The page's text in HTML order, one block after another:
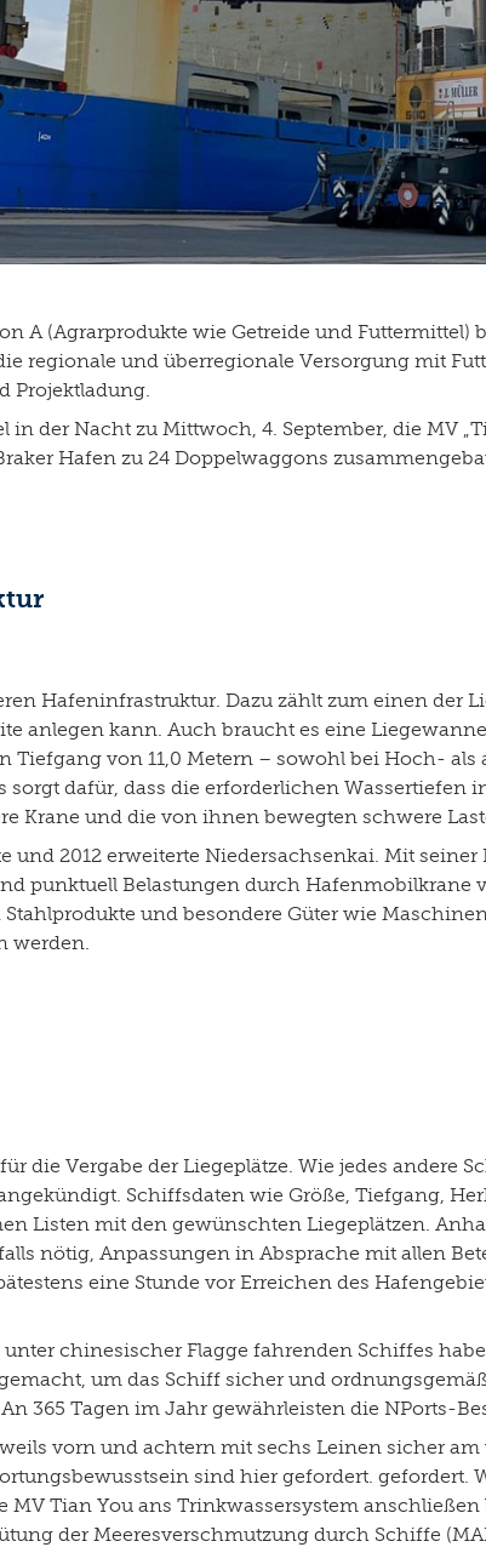
A (Agrarprodukte wie Getreide und Futtermittel)
regionale und überregionale Versorgung mit
Projektladung.
der Nacht zu Mittwoch, 4. September, die MV
Hafen zu 24 Doppelwaggons
Hafeninfrastruktur. Dazu zählt zum einen der
anlegen kann. Auch braucht es eine
Tiefgang von 11,0 Metern – sowohl bei Hoch-
dafür, dass die erforderlichen Wassertiefen
Krane und die von ihnen bewegten schwere
und 2012 erweiterte Niedersachsenkai. Mit
punktuell Belastungen durch
und besondere Güter wie
werden.
die Vergabe der Liegeplätze. Wie jedes andere
Schiffsdaten wie Größe, Tiefgang,
Listen mit den gewünschten Liegeplätzen.
nötig, Anpassungen in Absprache mit allen
eine Stunde vor Erreichen des
chinesischer Flagge fahrenden Schiffes
um das Schiff sicher und
365 Tagen im Jahr gewährleisten die NPorts-
vorn und achtern mit sechs Leinen sicher
sind hier gefordert. gefordert.
Tian You ans Trinkwassersystem
der Meeresverschmutzung durch Schiffe